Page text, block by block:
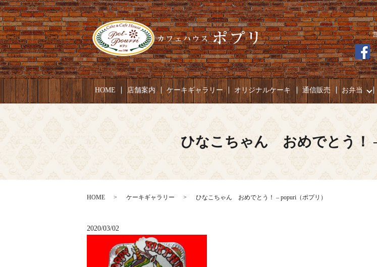
HOME 店舗案内 ケーキギャラリー オリジナルケーキ 通信販売 お弁当
ひなこちゃん おめでとう！
HOME ケーキギャラリー ひなこちゃん おめでとう！ – popuri（ポプリ）
2020/03/02